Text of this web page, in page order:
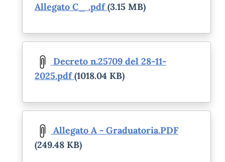
Allegato C_ .pdf(3.15 MB)
Decreto n.25709 del 28-11-
2025.pdf(1018.04 KB)
Allegato A - Graduatoria.PDF
(249.48 KB)